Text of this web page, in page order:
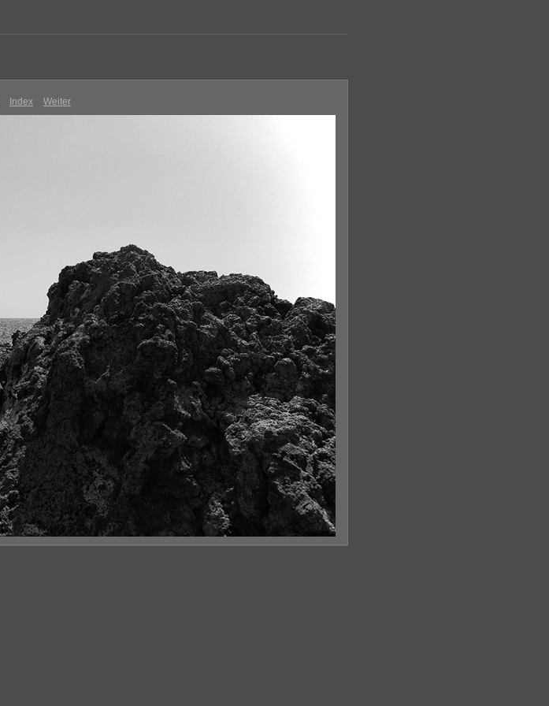
Index Weiter